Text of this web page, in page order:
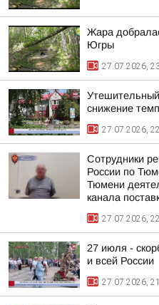
Жара
Югры
27.07.2026,
снижение
27.07.2026,
Сотрудники
России по
Тюмени
канала
27.07.2026,
27 июля -
и всей России
27.07.2026,